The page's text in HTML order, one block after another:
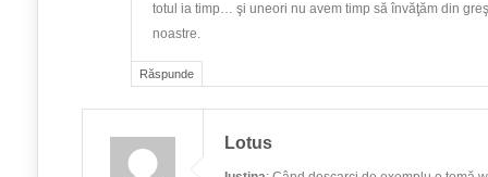
Răspunde
totul ia timp… şi uneori nu avem timp să învăţăm din
noastre.
Lotus